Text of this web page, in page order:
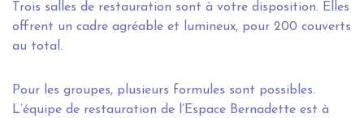
Trois salles de restauration sont à votre disposition. Elles
offrent un cadre agréable et lumineux, pour 200 couverts
au total.
Pour les groupes, plusieurs formules sont possibles.
L’équipe de restauration de l’Espace Bernadette est à